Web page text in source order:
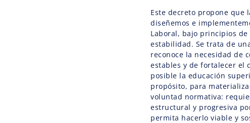
Este decreto propone que
diseñemos e
Laboral, bajo principios
estabilidad. Se trata de
reconoce la necesidad de
estables y de fortalecer el
posible la educación
propósito, para
voluntad normativa:
estructural y progresiva
permita hacerlo viable y